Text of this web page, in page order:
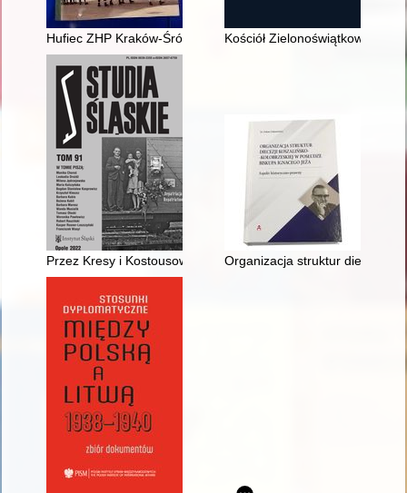
Hufiec ZHP Kraków-Śródmieście im. Mikołaja Kopernika w
Kościół Zielonoświątkowy w
Przez Kresy i Kostousowo, aż po Śląsk... : Teresa
Organizacja struktur diecezji